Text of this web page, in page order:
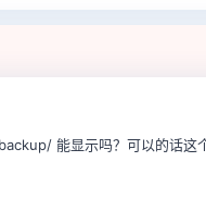
能显示吗？可以的话这个